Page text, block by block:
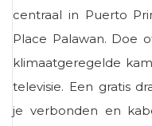
centraal in Puerto
Place Palawan. Doe
klimaatgeregelde
televisie. Een gratis
je verbonden en